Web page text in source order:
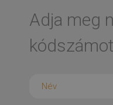
Adja meg